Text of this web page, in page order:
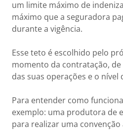
um limite máximo de
máximo que a seguradora
durante a vigência.
Esse teto é escolhido pelo
momento da contratação,
das suas operações e o nível
Para entender como
exemplo: uma produtora de
para realizar uma convenção